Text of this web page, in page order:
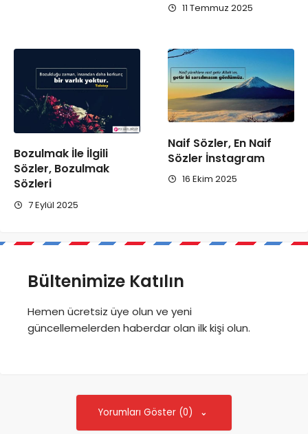
11 Temmuz 2025
Bozulmak İle İlgili
Sözler, Bozulmak
Sözleri
7 Eylül 2025
Naif Sözler, En Naif
Sözler İnstagram
16 Ekim 2025
Bültenimize Katılın
Hemen ücretsiz üye olun ve yeni
güncellemelerden haberdar olan ilk kişi olun.
Yorumları Göster (0)